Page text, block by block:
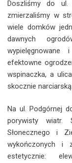
Doszliśmy do ul.
zmierzaliśmy w
wiele domków
dawnych
wypielęgnowane
efektowne
wspinaczka, a
skocznie narciarską.
Na ul. Podgórnej
porywisty wiatr.
Słonecznego i
wykończonych i
estetycznie: